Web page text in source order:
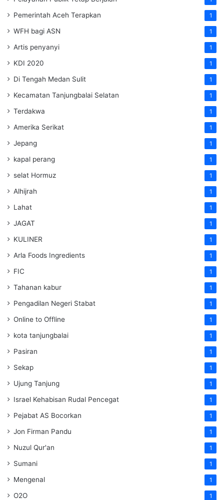
Pemerintah Aceh Terapkan 1
WFH bagi ASN 1
Artis penyanyi 1
KDI 2020 1
Di Tengah Medan Sulit 1
Kecamatan Tanjungbalai Selatan 1
Terdakwa 1
Amerika Serikat 1
Jepang 1
kapal perang 1
selat Hormuz 1
Alhijrah 1
Lahat 1
JAGAT 1
KULINER 1
Arla Foods Ingredients 1
FIC 1
Tahanan kabur 1
Pengadilan Negeri Stabat 1
Online to Offline 1
kota tanjungbalai 1
Pasiran 1
Sekap 1
Ujung Tanjung 1
Israel Kehabisan Rudal Pencegat 1
Pejabat AS Bocorkan 1
Jon Firman Pandu 1
Nuzul Qur'an 1
Sumani 1
Mengenal 1
O2O 1